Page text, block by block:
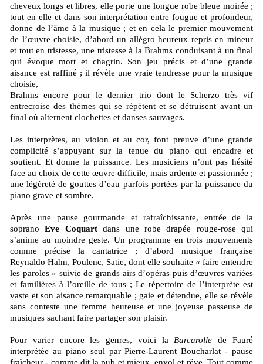
cheveux longs et libres, elle porte une longue robe bleue moirée ;
tout en elle et dans son interprétation entre fougue et profondeur,
donne de l’âme à la musique ; et en cela le premier mouvement
de l’œuvre choisie, d’abord un allégro heureux repris en mineur
et tout en tristesse, une tristesse à la Brahms conduisant à un final
qui évoque mort et chagrin. Son jeu précis et d’une grande
aisance est raffiné ; il révèle une vraie tendresse pour la musique
choisie,
Brahms encore pour le dernier trio dont le Scherzo très vif
entrecroise des thèmes qui se répètent et se détruisent avant un
final où alternent clochettes et danses sauvages.
Les interprètes, au violon et au cor, font preuve d’une grande
complicité s’appuyant sur la tenue du piano qui encadre et
soutient. Et donne la puissance. Les musiciens n’ont pas hésité
face au choix de cette œuvre difficile, mais ardente et passionnée ;
une légèreté de gouttes d’eau parfois portées par la puissance du
piano grave et sombre.
Après une pause gourmande et rafraîchissante, entrée de la
sopranoEve Coquartdans une robe drapée rouge-rose qui
s’anime au moindre geste. Un programme en trois mouvements
comme précise la cantatrice ; d’abord musique française
Reynaldo Hahn, Poulenc, Satie, dont elle souhaite « faire entendre
les paroles » suivie de grands airs d’opéras puis d’œuvres variées
et familières à l’oreille de tous ; Le répertoire de l’interprète est
vaste et son aisance remarquable ; gaie et détendue, elle se révèle
sans conteste une femme heureuse et une joyeuse passeuse de
musiques sachant faire partager son plaisir.
Pour varier encore les genres, voici la Barcarolle de Fauré
interprétée au piano seul par Pierre-Laurent Boucharlat - pause